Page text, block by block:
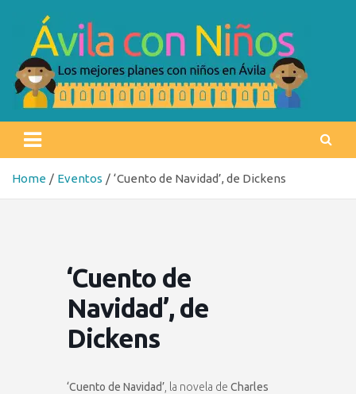
content
Ávila con niños
Home Eventos ‘Cuento de Navidad’, de Dickens
‘Cuento de
Navidad’, de
Dickens
‘Cuento de Navidad’ , la novela de Charles